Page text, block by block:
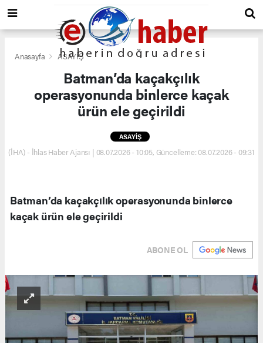
Anasayfa ASAYİŞ
Batman’da kaçakçılık
operasyonunda binlerce kaçak
ürün ele geçirildi
ASAYİŞ
(İHA) - İhlas Haber Ajansı | 08.07.2026 - 10:05, Güncelleme: 08.07.2026 - 09:31
Batman’da kaçakçılık operasyonunda binlerce
kaçak ürün ele geçirildi
ABONE OL